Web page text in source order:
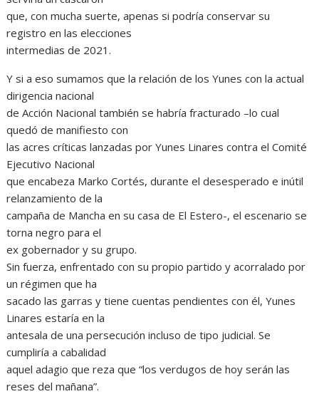
que, con mucha suerte, apenas si podría conservar su
registro en las elecciones
intermedias de 2021.
Y si a eso sumamos que la relación de los Yunes con la actual
dirigencia nacional
de Acción Nacional también se habría fracturado –lo cual
quedó de manifiesto con
las acres críticas lanzadas por Yunes Linares contra el Comité
Ejecutivo Nacional
que encabeza Marko Cortés, durante el desesperado e inútil
relanzamiento de la
campaña de Mancha en su casa de El Estero-, el escenario se
torna negro para el
ex gobernador y su grupo.
Sin fuerza, enfrentado con su propio partido y acorralado por
un régimen que ha
sacado las garras y tiene cuentas pendientes con él, Yunes
Linares estaría en la
antesala de una persecución incluso de tipo judicial. Se
cumpliría a cabalidad
aquel adagio que reza que “los verdugos de hoy serán las
reses del mañana”.